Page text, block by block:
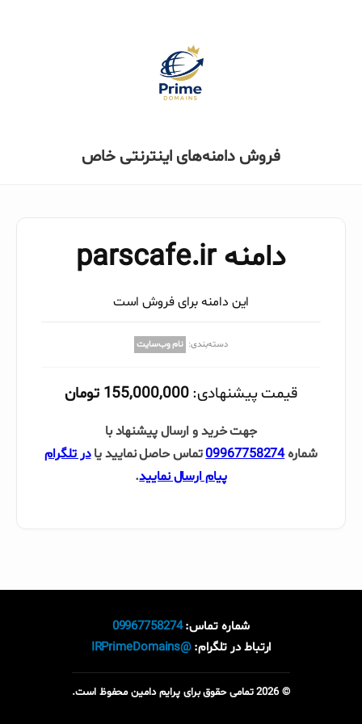
فروش دامنه‌های اینترنتی خاص
دامنه parscafe.ir
این دامنه برای فروش است
دسته‌بندی: نام وب‌سایت
قیمت پیشنهادی: 155,000,000 تومان
جهت خرید و ارسال پیشنهاد با
شماره09967758274تماس حاصل نمایید یادر تلگرام
پیام ارسال نمایید.
شماره تماس:09967758274
ارتباط در تلگرام:@IRPrimeDomains
© 2026 تمامی حقوق برای پرایم دامین محفوظ است.